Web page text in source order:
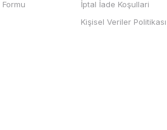
İptal İade Koşullari
Kişisel Veriler Politikası